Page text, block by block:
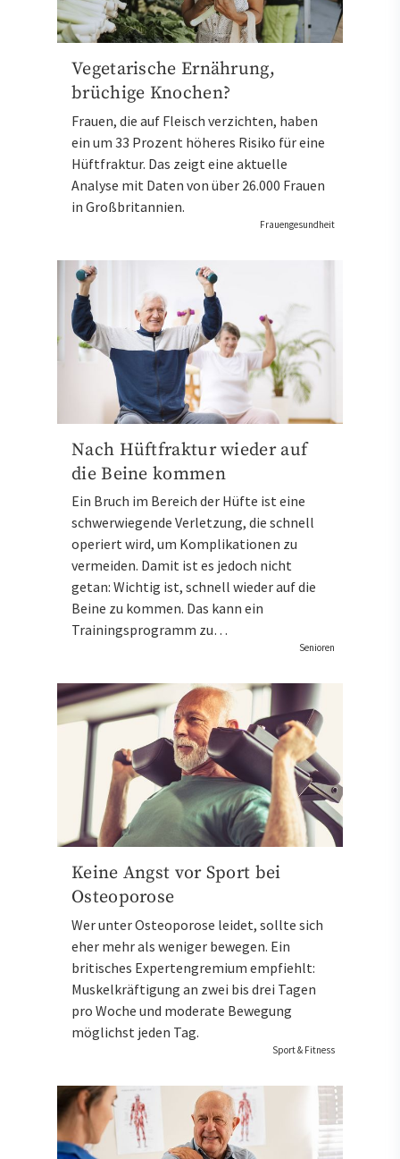
Vegetarische Ernährung,
brüchige Knochen?
Frauen, die auf Fleisch verzichten, haben
ein um 33 Prozent höheres Risiko für eine
Hüftfraktur. Das zeigt eine aktuelle
Analyse mit Daten von über 26.000 Frauen
in Großbritannien.
Frauengesundheit
Nach Hüftfraktur wieder auf
die Beine kommen
Ein Bruch im Bereich der Hüfte ist eine
schwerwiegende Verletzung, die schnell
operiert wird, um Komplikationen zu
vermeiden. Damit ist es jedoch nicht
getan: Wichtig ist, schnell wieder auf die
Beine zu kommen. Das kann ein
Trainingsprogramm zu…
Senioren
Keine Angst vor Sport bei
Osteoporose
Wer unter Osteoporose leidet, sollte sich
eher mehr als weniger bewegen. Ein
britisches Expertengremium empfiehlt:
Muskelkräftigung an zwei bis drei Tagen
pro Woche und moderate Bewegung
möglichst jeden Tag.
Sport & Fitness